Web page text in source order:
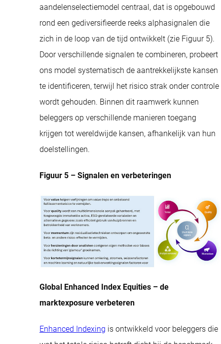
aandelenselectiemodel centraal, dat is opgebouwd
rond een gediversifieerde reeks alphasignalen die
zich in de loop van de tijd ontwikkelt (zie Figuur 5).
Door verschillende signalen te combineren, probeert
ons model systematisch de aantrekkelijkste kansen
te identificeren, terwijl het risico strak onder controle
wordt gehouden. Binnen dit raamwerk kunnen
beleggers op verschillende manieren toegang
krijgen tot wereldwijde kansen, afhankelijk van hun
doelstellingen.
Figuur 5 – Signalen en verbeteringen
Global Enhanced Index Equities – de
marktexposure verbeteren
Enhanced Indexing is ontwikkeld voor beleggers die